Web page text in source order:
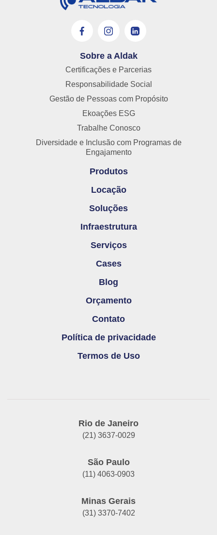
Sobre a Aldak
Certificações e Parcerias
Responsabilidade Social
Gestão de Pessoas com Propósito
Ekoações ESG
Trabalhe Conosco
Diversidade e Inclusão com Programas de
Engajamento
Produtos
Locação
Soluções
Infraestrutura
Serviços
Cases
Blog
Orçamento
Contato
Política de privacidade
Termos de Uso
Rio de Janeiro
(21) 3637-0029
São Paulo
(11) 4063-0903
Minas Gerais
(31) 3370-7402